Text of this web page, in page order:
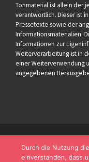
Tonmaterial ist allein der
verantwortlich. Dieser ist
Pressetexte sowie der
Informationsmaterialien.
Informationen zur
Weiterverarbeitung ist in
einer Weiterverwendung
angegebenen
Durch die Nutzung
einverstanden, dass